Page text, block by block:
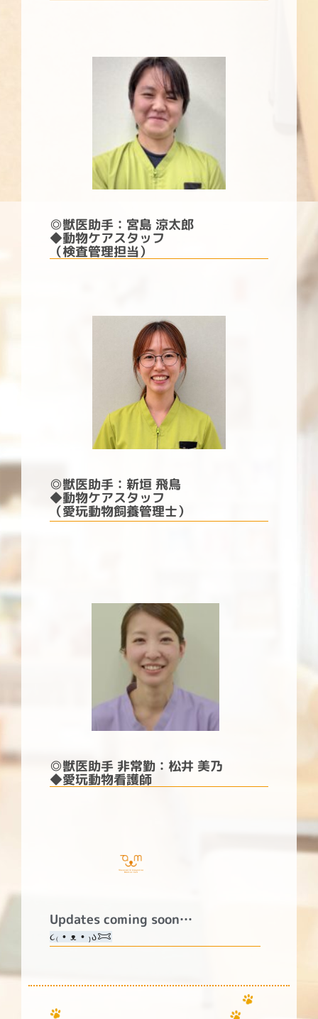
◎獣医助手：宮島 涼太郎
◆動物ケアスタッフ
（検査管理担当）
◎獣医助手：新垣 飛鳥
◆動物ケアスタッフ
（愛玩動物飼養管理士）
◎獣医助手 非常勤： 松井 美乃
◆愛玩動物看護師
Updates coming soon…
૮₍ • ᴥ • ₎ა𐂯